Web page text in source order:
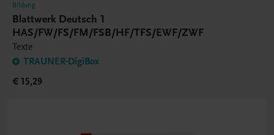
Bildung
Blattwerk Deutsch 1
HAS/FW/FS/FM/FSB/HF/TFS/EWF/ZWF
Texte
TRAUNER-DigiBox
€ 15,29